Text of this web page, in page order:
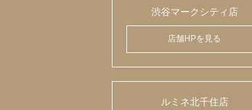
渋谷マークシティ店
店舗HPを見る
ルミネ北千住店